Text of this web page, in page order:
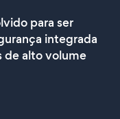
para ser
integrada
de alto volume